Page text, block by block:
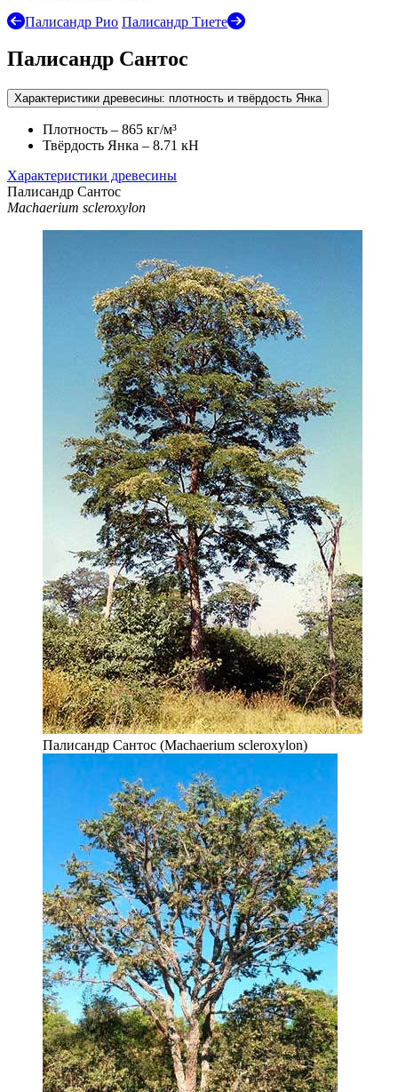
Палисандр Рио Палисандр Тиете
Палисандр Сантос
Характеристики древесины: плотность и твёрдость Янка
Плотность – 865 кг/м³
Твёрдость Янка – 8.71 кН
Характеристики древесины
Палисандр Сантос
Machaerium scleroxylon
Палисандр Сантос (Machaerium scleroxylon)